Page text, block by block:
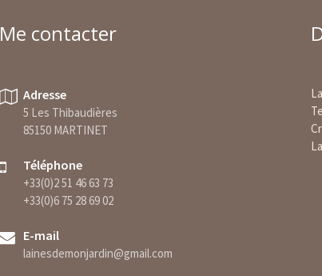
Me contacter
Adresse
5 Les Thibaudières
85150 MARTINET
Téléphone
+33(0)2 51 46 63 73
+33(0)6 75 28 69 02
E-mail
lainesdemonjardin@gmail.com